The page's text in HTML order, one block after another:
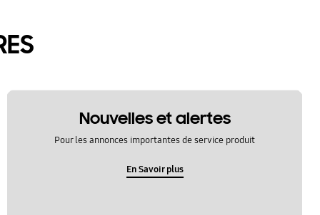
Nouvelles et alertes
Pour les annonces importantes de service produit
En Savoir plus